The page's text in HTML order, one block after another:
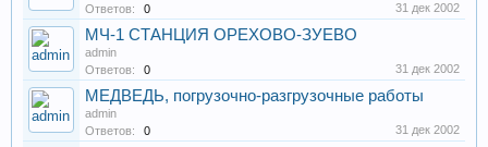
Ответов:
0 31 дек 2002
МЧ-1 СТАНЦИЯ ОРЕХОВО-ЗУЕВО
admin
Ответов:
0 31 дек 2002
МЕДВЕДЬ, погрузочно-разгрузочные работы
admin
Ответов:
0 31 дек 2002